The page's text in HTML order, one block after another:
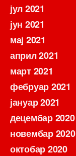
јул 2021
јун 2021
мај 2021
април 2021
март 2021
фебруар 2021
јануар 2021
децембар 2020
новембар 2020
октобар 2020